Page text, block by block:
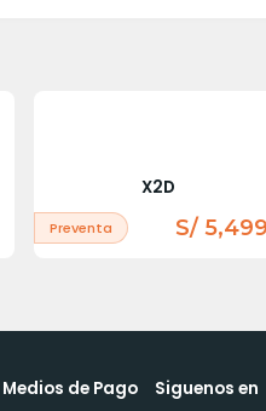
X2D
Preventa S/ 5,499
Medios de Pago Siguenos en